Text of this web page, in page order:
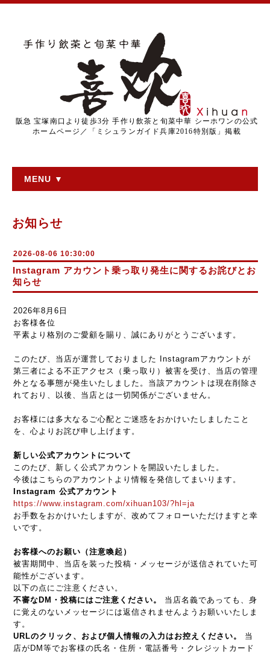
阪急 宝塚南口より徒歩3分 手作り飲茶と旬菜中華 シーホワンの公式
ホームページ／「ミシュランガイド兵庫2016特別版」掲載
MENU ▼
お知らせ
2026-08-06 10:30:00
Instagram アカウント乗っ取り発生に関するお詫びとお
知らせ
2026年8月6日
お客様各位
平素より格別のご愛顧を賜り、誠にありがとうございます。
このたび、当店が運営しておりました Instagramアカウントが
第三者による不正アクセス（乗っ取り）被害を受け、当店の管理
外となる事態が発生いたしました。当該アカウントは現在削除さ
れており、以後、当店とは一切関係がございません。
お客様には多大なるご心配とご迷惑をおかけいたしましたこと
を、心よりお詫び申し上げます。
新しい公式アカウントについて
このたび、新しく公式アカウントを開設いたしました。
今後はこちらのアカウントより情報を発信してまいります。
Instagram 公式アカウント
https://www.instagram.com/xihuan103/?hl=ja
お手数をおかけいたしますが、改めてフォローいただけますと幸
いです。
お客様へのお願い（注意喚起）
被害期間中、当店を装った投稿・メッセージが送信されていた可
能性がございます。
以下の点にご注意ください。
不審なDM・投稿にはご注意ください。
当店名義であっても、身
に覚えのないメッセージには返信されませんようお願いいたしま
す。
URLのクリック、および個人情報の入力はお控えください。
当
店がDM等でお客様の氏名・住所・電話番号・クレジットカード